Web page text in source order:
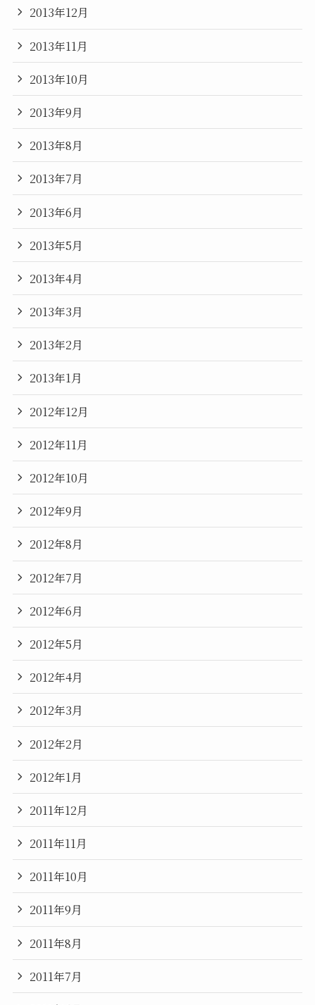
2013年12月
2013年11月
2013年10月
2013年9月
2013年8月
2013年7月
2013年6月
2013年5月
2013年4月
2013年3月
2013年2月
2013年1月
2012年12月
2012年11月
2012年10月
2012年9月
2012年8月
2012年7月
2012年6月
2012年5月
2012年4月
2012年3月
2012年2月
2012年1月
2011年12月
2011年11月
2011年10月
2011年9月
2011年8月
2011年7月